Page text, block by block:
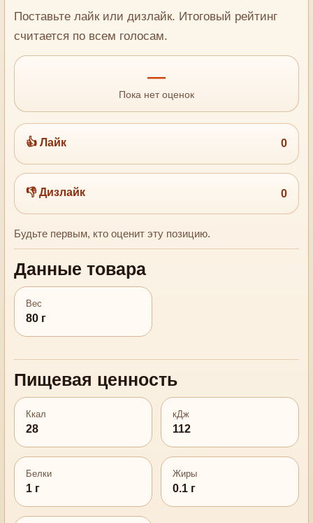
Поставьте лайк или дизлайк. Итоговый рейтинг
считается по всем голосам.
—
Пока нет оценок
👍 Лайк 0
👎 Дизлайк 0
Будьте первым, кто оценит эту позицию.
Данные товара
Вес
80 г
Пищевая ценность
Ккал
28
кДж
112
Белки
1 г
Жиры
0.1 г